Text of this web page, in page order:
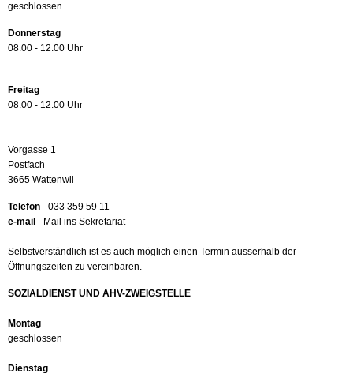
geschlossen
Donnerstag
08.00 - 12.00 Uhr
Freitag
08.00 - 12.00 Uhr
Vorgasse 1
Postfach
3665 Wattenwil
Telefon - 033 359 59 11
e-mail - Mail ins Sekretariat
Selbstverständlich ist es auch möglich einen Termin ausserhalb der
Öffnungszeiten zu vereinbaren.
SOZIALDIENST UND AHV-ZWEIGSTELLE
Montag
geschlossen
Dienstag